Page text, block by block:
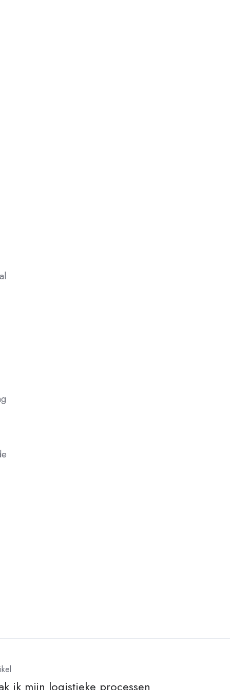
ik mijn logistieke processen